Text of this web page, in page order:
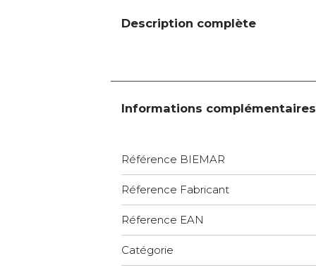
Description complète
Informations complémentaires
Référence BIEMAR
Réference Fabricant
Réference EAN
Catégorie